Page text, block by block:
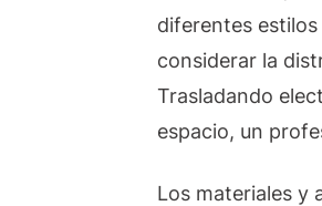
diferentes
considerar la
Trasladando
espacio, un
Los materiales y